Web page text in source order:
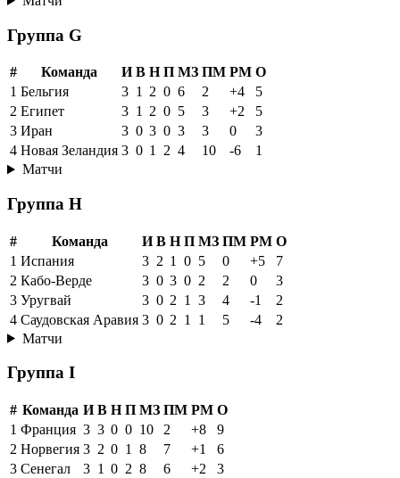
Группа G
# Команда И В Н П МЗ ПМ РМ О
1 Бельгия 3 1 2 0 6 2 +4
5
2 Египет 3 1 2 0 5 3 +2
5
3 Иран 3 0 3 0 3 3 0
3
4 Новая Зеландия 3 0 1 2 4 10 -6
1
Матчи
Группа H
# Команда И В Н П МЗ ПМ РМ О
1 Испания 3 2 1 0 5 0 +5
7
2 Кабо-Верде 3 0 3 0 2 2 0
3
3 Уругвай 3 0 2 1 3 4 -1
2
4 Саудовская Аравия 3 0 2 1 1 5 -4
2
Матчи
Группа I
# Команда И В Н П МЗ ПМ РМ О
1 Франция 3 3 0 0 10 2 +8
9
2 Норвегия 3 2 0 1 8 7 +1
6
3 Сенегал 3 1 0 2 8 6 +2
3